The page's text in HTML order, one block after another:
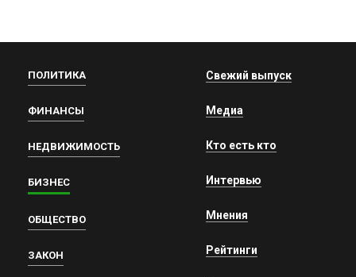
ПОЛИТИКА
ФИНАНСЫ
НЕДВИЖИМОСТЬ
БИЗНЕС
ОБЩЕСТВО
ЗАКОН
Свежий выпуск
Медиа
Кто есть кто
Интервью
Мнения
Рейтинги